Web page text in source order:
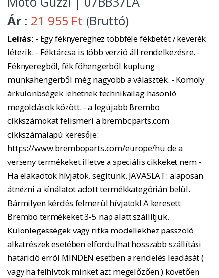
Ár : 21 955 Ft (Bruttó)
Leírás: - Egy féknyereghez többféle fékbetét / keverék
létezik. - Féktárcsa is több verzió áll rendelkezésre. -
Féknyeregből, fék főhengerből kuplung
munkahengerből még nagyobb a választék. - Komoly
árkülönbségek lehetnek technikailag hasonló
megoldások között. - a legújabb Brembo
cikkszámokat felismeri a bremboparts.com
cikkszámalapú keresője:
https://www.bremboparts.com/europe/hu de a
verseny termékeket illetve a speciális cikkeket nem -
Ha elakadtok hívjatok, segítünk. JAVASLAT: alaposan
átnézni a kínálatot adott termékkategórián belül.
Bármilyen kérdés felmerül hívjatok! A keresett
Brembo termékeket 3-5 nap alatt szállítjuk.
Különlegességek vagy ritka modellekhez passzoló
alkatrészek esetében elfordulhat hosszabb szállítási
határidő erről MINDEN esetben a rendelés leadását (
vagy ha felhívtok minket azt megelőzően ) követően